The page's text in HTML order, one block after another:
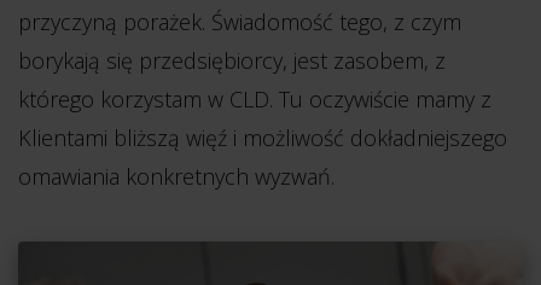
przyczyną porażek. Świadomość tego, z czym
borykają się przedsiębiorcy, jest zasobem, z
którego korzystam w CLD. Tu oczywiście mamy z
Klientami bliższą więź i możliwość dokładniejszego
omawiania konkretnych wyzwań.